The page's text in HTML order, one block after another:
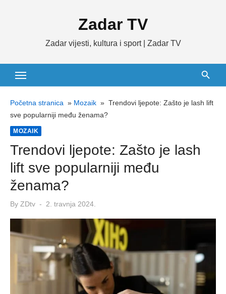
Zadar TV
Zadar vijesti, kultura i sport | Zadar TV
Početna stranica » Mozaik » Trendovi ljepote: Zašto je lash lift
sve popularniji među ženama?
MOZAIK
Trendovi ljepote: Zašto je lash
lift sve popularniji među
ženama?
By ZDtv
Posted
2. travnja 2024.